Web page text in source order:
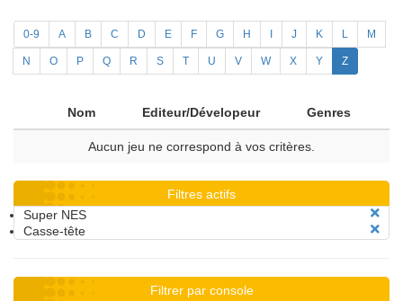
0-9 A B C D E F G H J K L M
N O P Q R S T U V W X Y Z
Nom Editeur/Dévelopeur Genres
Aucun jeu ne correspond à vos critères.
Filtres actifs
Super NES
Casse-tête
Filtrer par console